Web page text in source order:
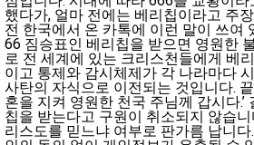
했다가, 얼마 전에는 베리칩이라고 주
전 한국에서 온 카톡에 이런 말이 쓰여
66 짐승표인 베리칩을 받으면 영원한
로 전 세계에 있는 크리스천들에게 베
이고 통제와 감시체제가 각 나라마다
사탄의 자식으로 이전되는 것입니다.
혼을 지켜 영원한 천국 주님께 갑시다.’
칩을 받는다고 구원이 취소되지 않습
리스도를 믿느냐 여부로 판가름 납니